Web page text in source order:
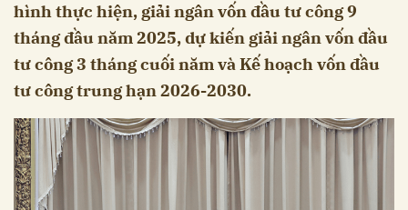
hình thực hiện, giải ngân vốn đầu tư công 9
tháng đầu năm 2025, dự kiến giải ngân vốn đầu
tư công 3 tháng cuối năm và Kế hoạch vốn đầu
tư công trung hạn 2026-2030.